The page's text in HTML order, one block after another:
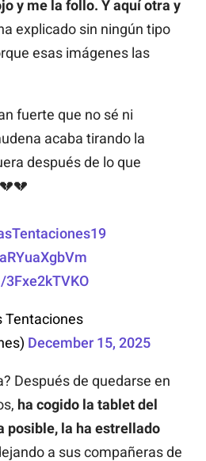
y me la follo. Y aquí otra y
explicado sin ningún tipo
esas imágenes las
fuerte que no sé ni
acaba tirando la
después de lo que
Tentaciones
December 15, 2025
Después de quedarse en
ha cogido la tablet del
posible, la ha estrellado
a sus compañeras de